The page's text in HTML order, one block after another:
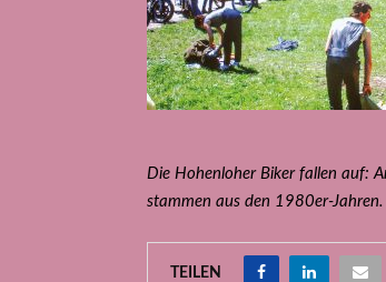
Die Hohenloher Biker fallen auf:
stammen aus den 1980er-Jahren.
TEILEN